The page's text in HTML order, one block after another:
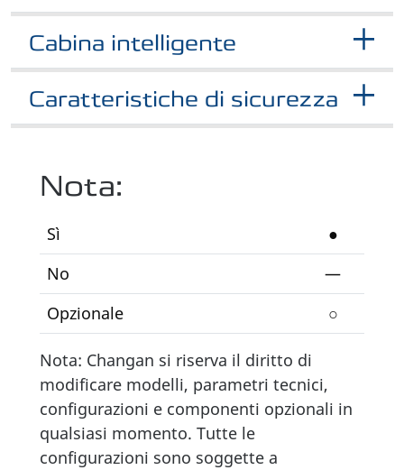
Cabina intelligente
Caratteristiche di sicurezza
Nota:
Sì
●
No
—
Opzionale
○
Nota: Changan si riserva il diritto di
modificare modelli, parametri tecnici,
configurazioni e componenti opzionali in
qualsiasi momento. Tutte le
configurazioni sono soggette a